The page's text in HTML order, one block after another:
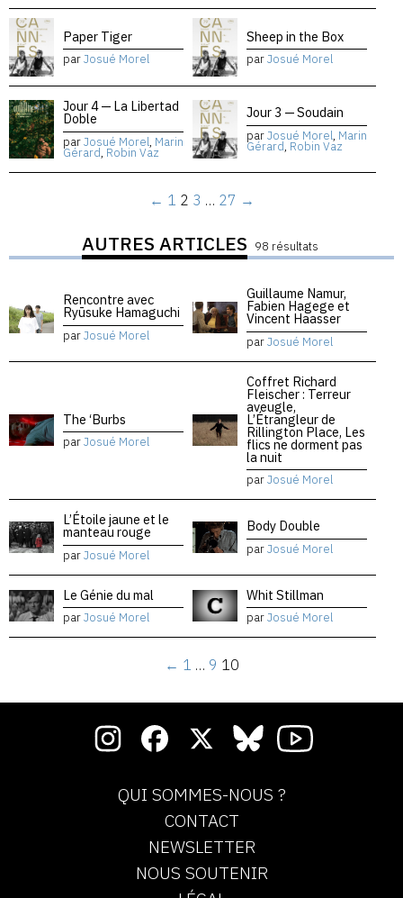
Paper Tiger
parJosué Morel
Sheep in the Box
parJosué Morel
Jour 4 — La Libertad
Doble
parJosué Morel, Marin
Gérard, Robin Vaz
Jour 3 — Soudain
parJosué Morel, Marin
Gérard, Robin Vaz
← 1 2 3 … 27 →
AUTRES ARTICLES 98 résultats
Rencontre avec
Ryūsuke Hamaguchi
parJosué Morel
Guillaume Namur,
Fabien Hagege et
Vincent Haasser
parJosué Morel
The ‘Burbs
parJosué Morel
Coffret Richard
Fleischer : Terreur
aveugle,
L’Étrangleur de
Rillington Place, Les
flics ne dorment pas
la nuit
parJosué Morel
L’Étoile jaune et le
manteau rouge
parJosué Morel
Body Double
parJosué Morel
Le Génie du mal
parJosué Morel
Whit Stillman
parJosué Morel
← 1 … 9 10
QUI SOMMES-NOUS ?
CONTACT
NEWSLETTER
NOUS SOUTENIR